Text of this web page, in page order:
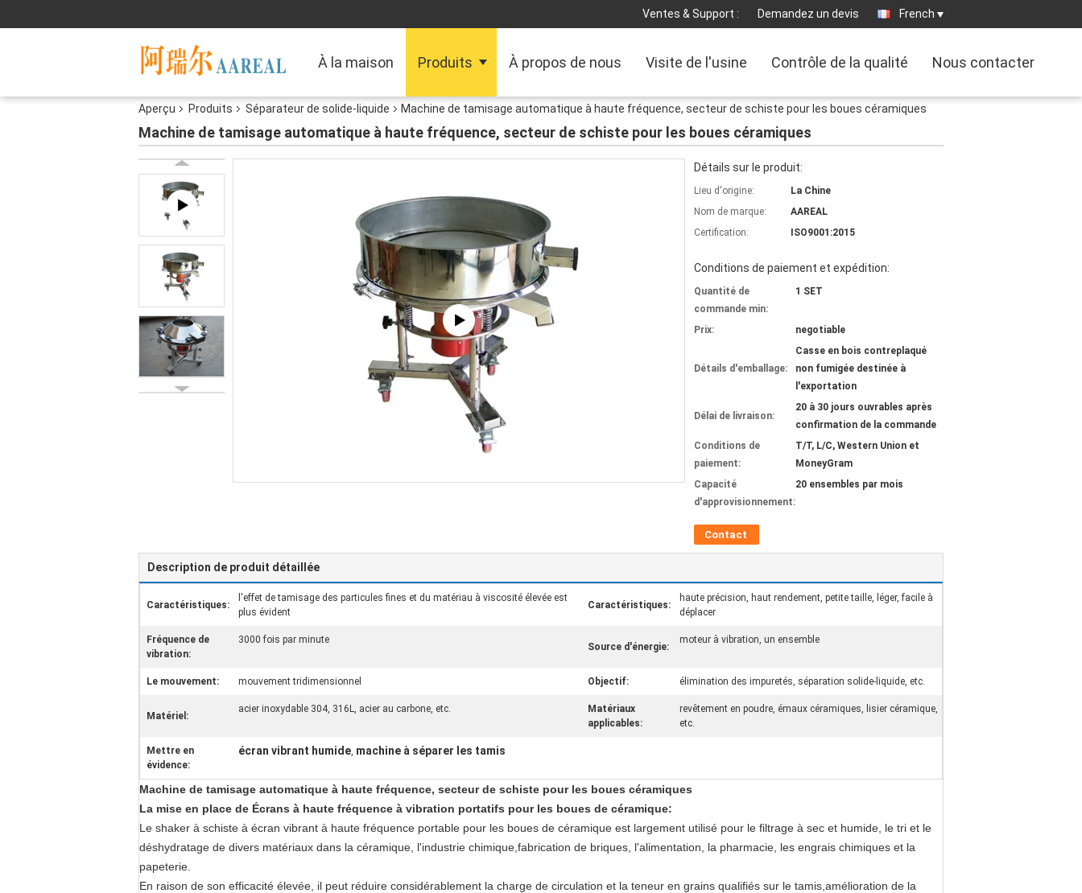
Ventes & Support : Demandez un devis French
À la maison Produits À propos de nous Visite de l'usine Contrôle de la qualité Nous contacter
Aperçu Produits Séparateur de solide-liquide Machine de tamisage automatique à haute fréquence, secteur de schiste pour les boues céramiques
Machine de tamisage automatique à haute fréquence, secteur de schiste pour les boues céramiques
Détails sur le produit:
Lieu d'origine:
La Chine
Nom de marque:
AAREAL
Certification:
ISO9001:2015
Conditions de paiement et expédition:
Quantité de
commande min:
1 SET
Prix: negotiable
Détails d'emballage:
Casse en bois contreplaqué
non fumigée destinée à
l'exportation
Délai de livraison:
20 à 30 jours ouvrables après
confirmation de la commande
Conditions de
paiement:
T/T, L/C, Western Union et
MoneyGram
Capacité
d'approvisionnement:
20 ensembles par mois
Contact
Description de produit détaillée
Caractéristiques:
l'effet de tamisage des particules fines et du matériau à viscosité élevée est
plus évident
Caractéristiques:
haute précision, haut rendement, petite taille, léger, facile à
déplacer
Fréquence de
vibration:
3000 fois par minute
Source d'énergie:
moteur à vibration, un ensemble
Le mouvement: mouvement tridimensionnel Objectif: élimination des impuretés, séparation solide-liquide, etc.
Matériel:
acier inoxydable 304, 316L, acier au carbone, etc.
Matériaux
applicables:
revêtement en poudre, émaux céramiques, lisier céramique,
etc.
Mettre en
évidence:
écran vibrant humide, machine à séparer les tamis
Machine de tamisage automatique à haute fréquence, secteur de schiste pour les boues céramiques
La mise en place de Écrans à haute fréquence à vibration portatifs pour les boues de céramique:
Le shaker à schiste à écran vibrant à haute fréquence portable pour les boues de céramique est largement utilisé pour le filtrage à sec et humide, le tri et le
déshydratage de divers matériaux dans la céramique, l'industrie chimique,fabrication de briques, l'alimentation, la pharmacie, les engrais chimiques et la
papeterie.
En raison de son efficacité élevée, il peut réduire considérablement la charge de circulation et la teneur en grains qualifiés sur le tamis,amélioration de la